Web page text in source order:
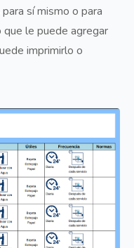
sí mismo o para
le puede agregar
imprimirlo o